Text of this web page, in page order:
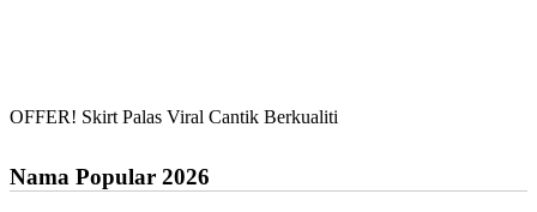
OFFER! Skirt Palas Viral Cantik Berkualiti
Nama Popular 2026